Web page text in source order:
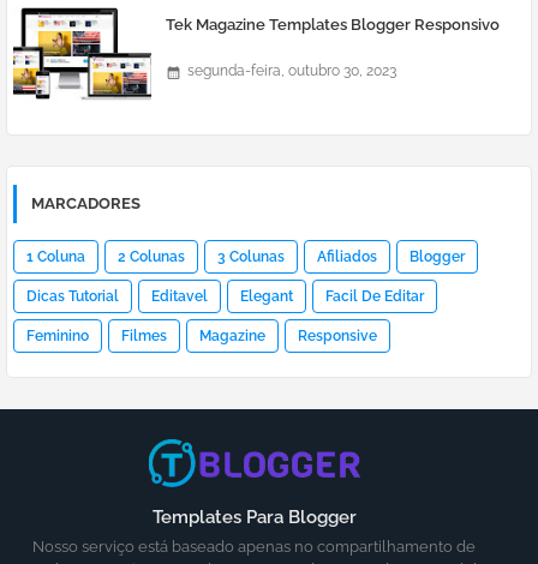
Tek Magazine Templates Blogger Responsivo
segunda-feira, outubro 30, 2023
MARCADORES
1 Coluna 2 Colunas 3 Colunas Afiliados Blogger
Dicas Tutorial Editavel Elegant Facil De Editar
Feminino Filmes Magazine Responsive
Templates Para Blogger
Nosso serviço está baseado apenas no compartilhamento de